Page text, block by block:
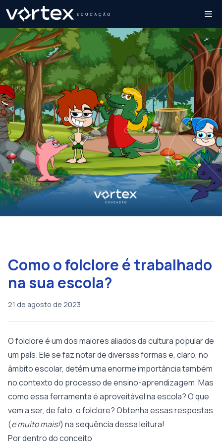
Como o folclore é trabalhado
na sua escola?
21 de agosto de 2023
O folclore é um dos maiores aliados da cultura popular de
um país. Ele se faz notar de diversas formas e, claro, no
âmbito escolar, detém uma enorme importância também
no contexto do processo de ensino-aprendizagem. Mas
como essa ferramenta é aproveitável na escola? O que
vem a ser, de fato, o folclore? Obtenha essas respostas
(e muito mais!) na sequência dessa leitura!
Por dentro do conceito